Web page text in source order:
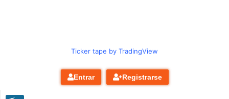
Ticker tape by TradingView
Entrar Registrarse